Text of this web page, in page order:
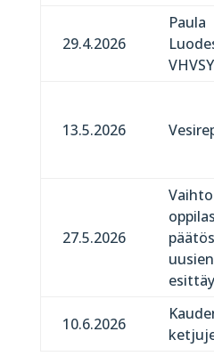
29.4.2026
Paula
VHVSY
13.5.2026
27.5.2026
10.6.2026